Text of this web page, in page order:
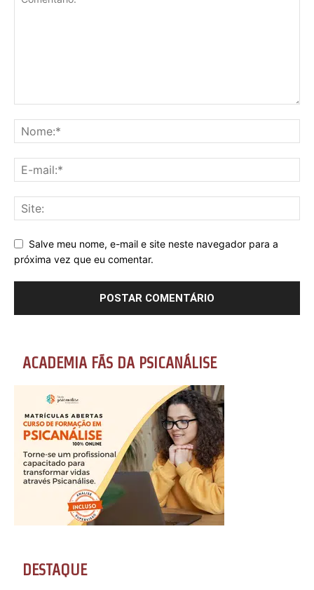
Salve meu nome, e-mail e site neste navegador para a
próxima vez que eu comentar.
ACADEMIA FÃS DA PSICANÁLISE
DESTAQUE